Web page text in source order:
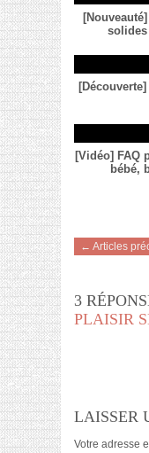
solides
[Vidéo] FAQ
bébé,
← Articles
3
PLAISIR
LAISSER
Votre adresse